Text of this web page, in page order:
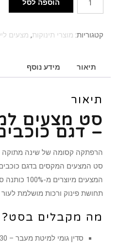
של
מצעים
מעבר
כוכבים
הוספה לסל
קטגוריות: מוצרי תינוקות, מצעים
תיאור מידע נוסף
תיאור
סט מצעים
– דגם
הרפתקה קסומה של שינה
סט המצעים המקסים בדגם כוכבים
המצעים
תחושת פינוק ורכות מושלמת
מה מקבלים בסט?
סדין גומי למיטת מעבר – 70/130 ס"מ